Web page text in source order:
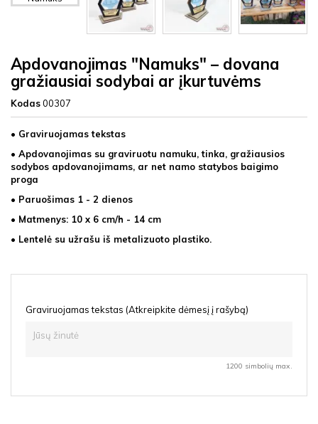
Apdovanojimas "Namuks" – dovana
gražiausiai sodybai ar įkurtuvėms
Kodas00307
• Graviruojamas tekstas
• Apdovanojimas su graviruotu namuku, tinka, gražiausios
sodybos apdovanojimams, ar net namo statybos baigimo
proga
• Paruošimas 1 - 2 dienos
• Matmenys: 10 x 6 cm/h - 14 cm
• Lentelė su užrašu iš metalizuoto plastiko.
Graviruojamas tekstas (Atkreipkite dėmesį į rašybą)
1200 simbolių max.